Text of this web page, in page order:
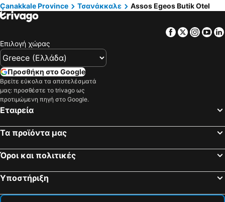
Çanakkale Province
Τσανάκκαλε Assos Egeos Butik Otel
Facebook
Twitter
Επιλογή χώρας
Προσθήκη στο Google
Βρείτε εύκολα τα αποτελέσματά
μας: προσθέστε το trivago ως
προτιμώμενη πηγή στο Google.
Εταιρεία
Τα προϊόντα μας
Όροι και πολιτικές
Υποστήριξη